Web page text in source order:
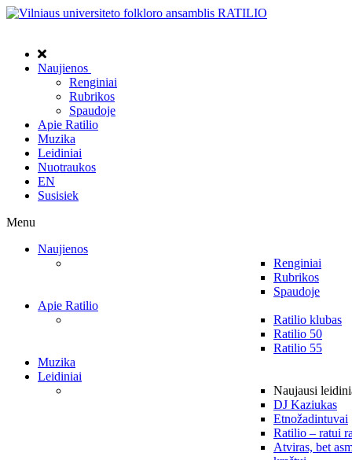
Naujienos
Renginiai
Rubrikos
Spaudoje
Apie Ratilio
Muzika
Leidiniai
Nuotraukos
EN
Susisiek
Menu
Naujienos
Renginiai
Rubrikos
Spaudoje
Apie Ratilio
Ratilio klubas
Ratilio 50
Ratilio 55
Muzika
Leidiniai
Naujausi
DJ Kaziukas
Etnožadintuvai
Ratilio – ratui
Atviras, bet